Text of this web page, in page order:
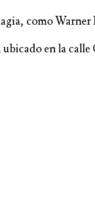
como Warner
en la